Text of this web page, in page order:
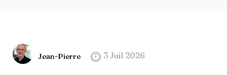
Jean-Pierre 3 Juil 2026